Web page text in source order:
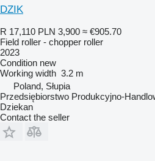
DZIK
R 17,110 PLN 3,900 ≈ €905.70
Field roller - chopper roller
2023
Condition new
Working width 3.2 m
Poland, Słupia
Przedsiębiorstwo Produkcyjno-
Dziekan
Contact the seller